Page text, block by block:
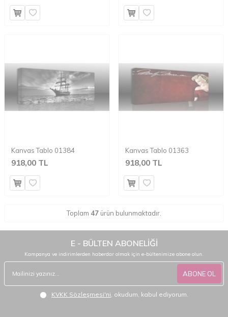
Kanvas Tablo 01384
918,00 TL
Kanvas Tablo 01363
918,00 TL
Toplam 47 ürün bulunmaktadır.
E - BÜLTEN ABONELİĞİ
Kampanya ve indirimlerden haberdar olmak için e-bültenimize abone olun.
ABONE OL
KVKK Sözleşmesi'ni, okudum, kabul ediyorum.